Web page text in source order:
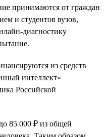
принимаются от граждан
и студентов вузов,
диагностику
из средств
интеллект»
Российской
85 000 ₽ из общей